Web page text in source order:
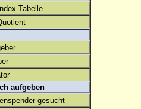
Tabelle
aufgeben
gesucht